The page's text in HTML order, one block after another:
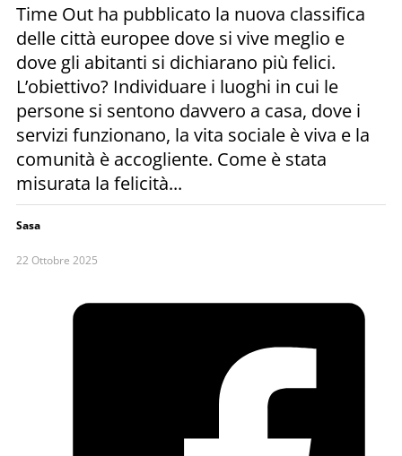
Time Out ha pubblicato la nuova classifica
delle città europee dove si vive meglio e
dove gli abitanti si dichiarano più felici.
L’obiettivo? Individuare i luoghi in cui le
persone si sentono davvero a casa, dove i
servizi funzionano, la vita sociale è viva e la
comunità è accogliente. Come è stata
misurata la felicità...
Sasa
22 Ottobre 2025